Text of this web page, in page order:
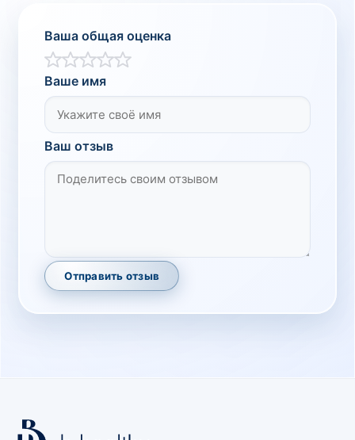
Ваша общая оценка
Ваше имя
Ваш отзыв
Отправить отзыв